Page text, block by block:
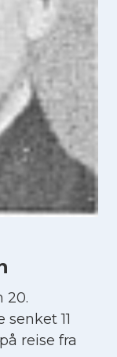
20.
senket 11
reise fra